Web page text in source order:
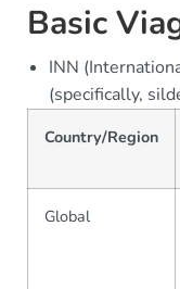
Basic
INN
(specifically,
Country/Region
Global